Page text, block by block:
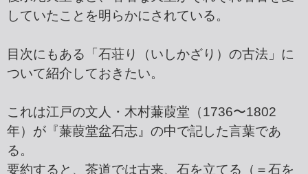
していたことを明らかにされている。
目次にもある「石荘り（いしかざり）の古法」に
ついて紹介しておきたい。
これは江戸の文人・木村蒹葭堂（1736〜1802
年）が『蒹葭堂盆石志』の中で記した言葉であ
る。
要約すると、茶道では古来、石を立てる（＝石を